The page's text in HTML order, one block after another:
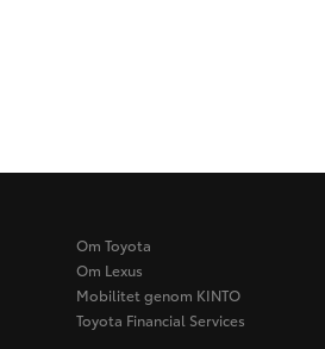
Om Toyota
Om Lexus
Mobilitet genom KINTO
Toyota Financial Services